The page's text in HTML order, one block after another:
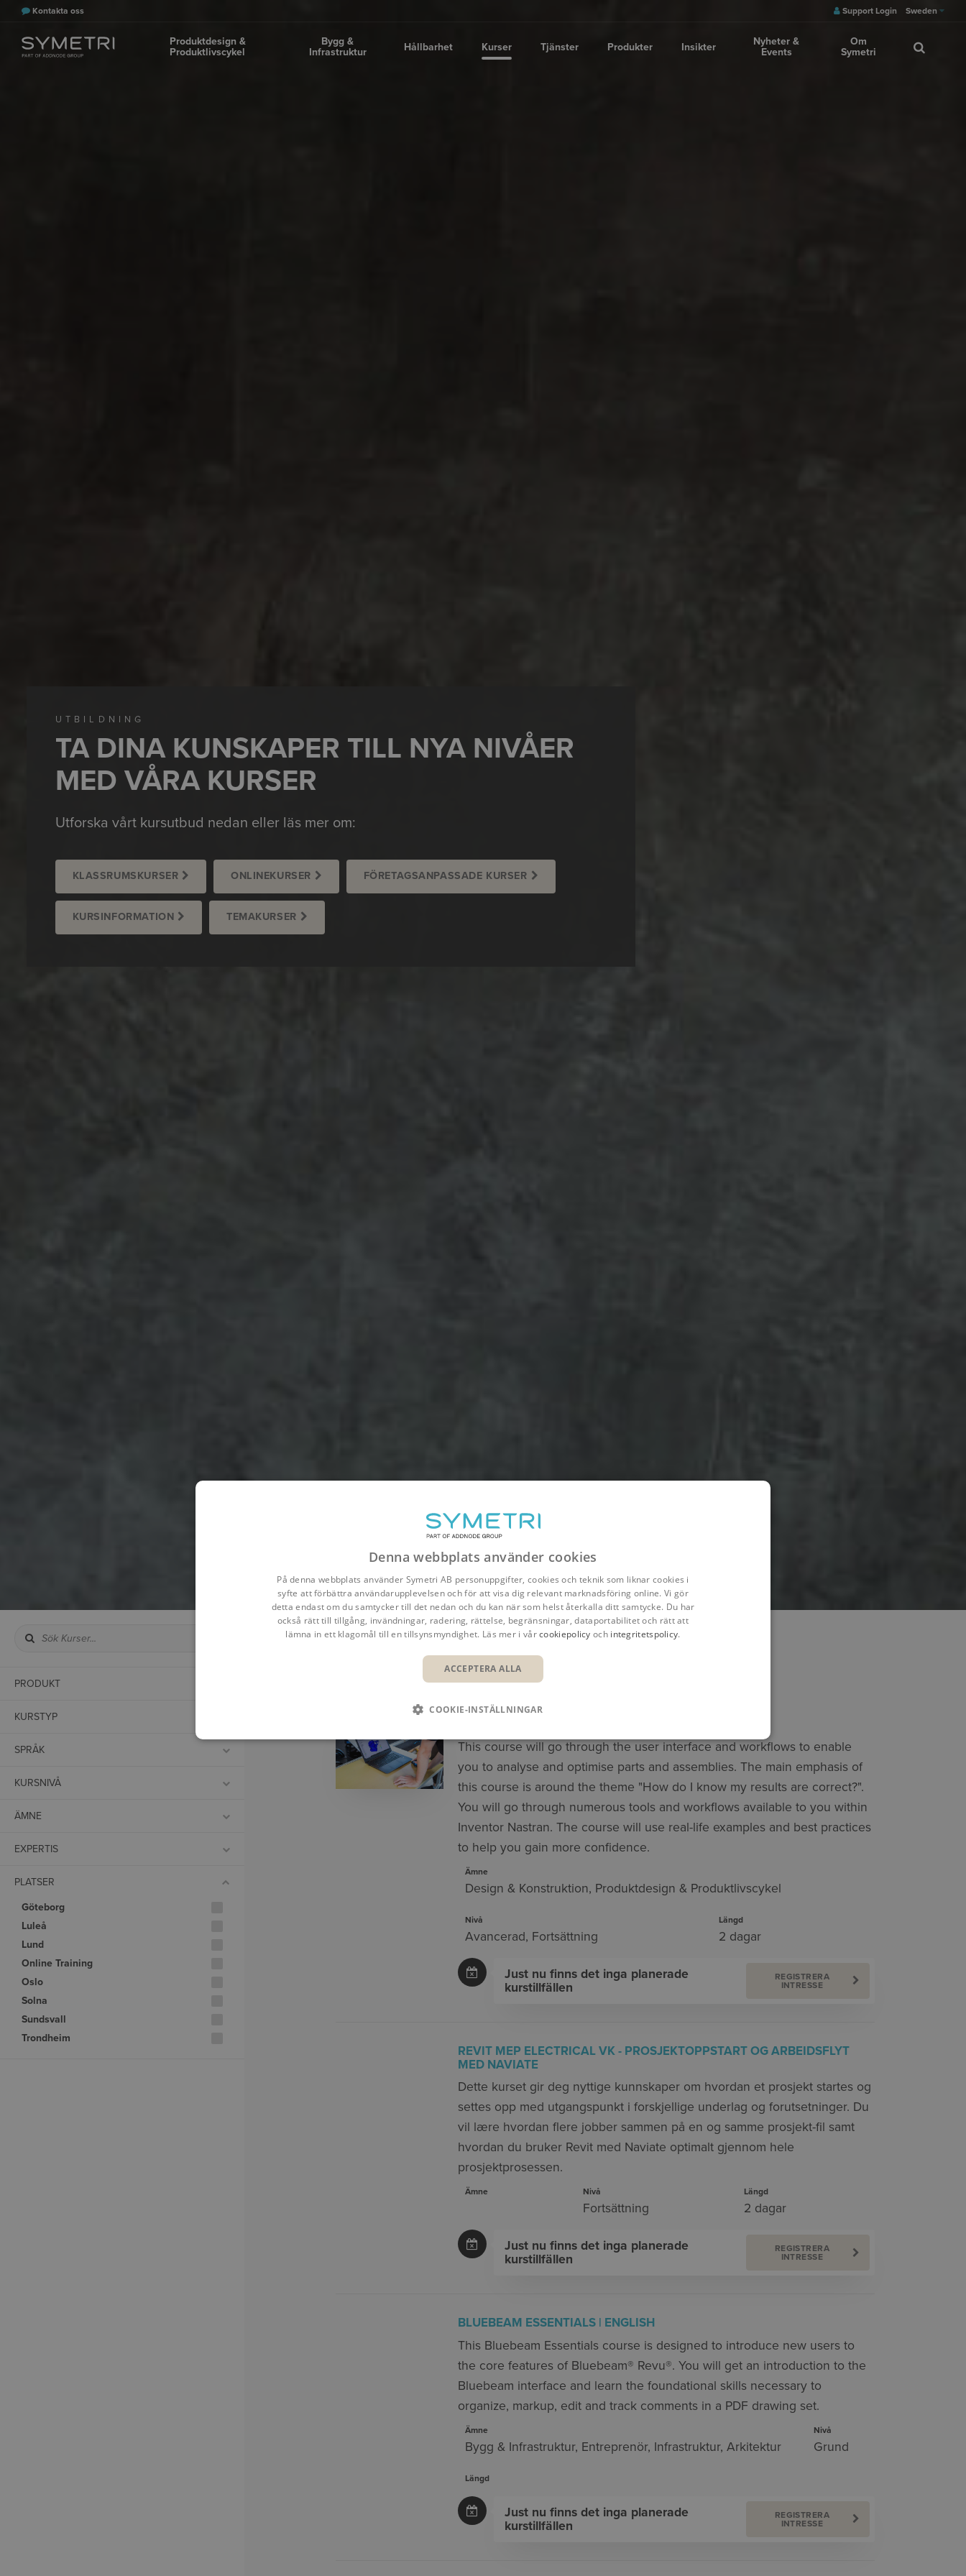
Kontakta oss Support Login Sweden
Produktdesign &
Produktlivscykel
Bygg &
Infrastruktur
Hållbarhet Kurser Tjänster Produkter Insikter
Nyheter &
Events
Om
Symetri
UTBILDNING
TA DINA KUNSKAPER TILL NYA NIVÅER
MED VÅRA KURSER
Utforska vårt kursutbud nedan eller läs mer om:
KLASSRUMSKURSER ONLINEKURSER FÖRETAGSANPASSADE KURSER
KURSINFORMATION TEMAKURSER
PRODUKT
KURSTYP
SPRÅK
KURSNIVÅ
ÄMNE
EXPERTIS
PLATSER
Göteborg
Luleå
Lund
Online Training
Oslo
Solna
Sundsvall
Trondheim
This course will go through the user interface and workflows to enable
you to analyse and optimise parts and assemblies. The main emphasis of
this course is around the theme "How do I know my results are correct?".
You will go through numerous tools and workflows available to you within
Inventor Nastran. The course will use real-life examples and best practices
to help you gain more confidence.
Ämne
Design & Konstruktion, Produktdesign & Produktlivscykel
Nivå
Avancerad, Fortsättning
Längd
2 dagar
Just nu finns det inga planerade
kurstillfällen
REGISTRERA
INTRESSE
REVIT MEP ELECTRICAL VK - PROSJEKTOPPSTART OG ARBEIDSFLYT
MED NAVIATE
Dette kurset gir deg nyttige kunnskaper om hvordan et prosjekt startes og
settes opp med utgangspunkt i forskjellige underlag og forutsetninger. Du
vil lære hvordan flere jobber sammen på en og samme prosjekt-fil samt
hvordan du bruker Revit med Naviate optimalt gjennom hele
prosjektprosessen.
Ämne Nivå
Fortsättning
Längd
2 dagar
Just nu finns det inga planerade
kurstillfällen
REGISTRERA
INTRESSE
BLUEBEAM ESSENTIALS | ENGLISH
This Bluebeam Essentials course is designed to introduce new users to
the core features of Bluebeam® Revu®. You will get an introduction to the
Bluebeam interface and learn the foundational skills necessary to
organize, markup, edit and track comments in a PDF drawing set.
Ämne
Bygg & Infrastruktur, Entreprenör, Infrastruktur,Arkitektur
Nivå
Grund
Längd
Just nu finns det inga planerade
kurstillfällen
REGISTRERA
INTRESSE
Denna webbplats använder cookies
På denna webbplats använder Symetri AB personuppgifter, cookies och teknik som liknar cookies i
syfte att förbättra användarupplevelsen och för att visa dig relevant marknadsföring online. Vi gör
detta endast om du samtycker till det nedan och du kan när som helst återkalla ditt samtycke. Du har
också rätt till tillgång, invändningar, radering, rättelse, begränsningar, dataportabilitet och rätt att
lämna in ett klagomål till en tillsynsmyndighet. Läs mer i vårcookiepolicy och integritetspolicy.
ACCEPTERA ALLA
COOKIE-INSTÄLLNINGAR